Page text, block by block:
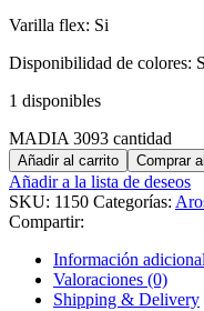
Varilla flex: Si
Disponibilidad de colores:
1 disponibles
MADIA 3093 cantidad
Añadir al carrito Comprar
Añadir a la lista de deseos
SKU: 1150 Categorías:
Compartir:
Información
Valoraciones (0)
Shipping & Delivery